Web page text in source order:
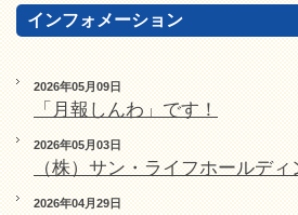
インフォメーション
2026年05月09日
「月報しんわ」です！
2026年05月03日
（株）サン・ライフホールデ
2026年04月29日